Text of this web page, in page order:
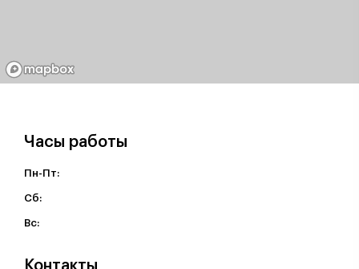
Часы работы
Пн-Пт:
Cб:
Вс:
Контакты